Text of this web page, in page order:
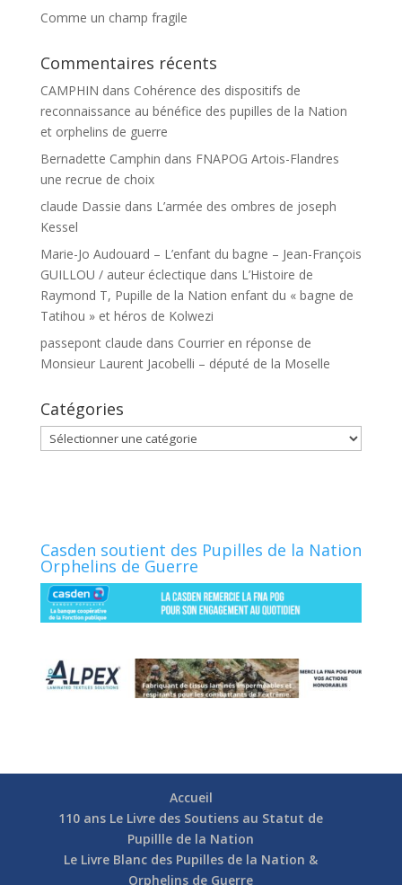
Comme un champ fragile
Commentaires récents
CAMPHIN dans Cohérence des dispositifs de
reconnaissance au bénéfice des pupilles de la Nation
et orphelins de guerre
Bernadette Camphin dans FNAPOG Artois-Flandres
une recrue de choix
claude Dassie dans L’armée des ombres de joseph
Kessel
Marie-Jo Audouard – L’enfant du bagne – Jean-François
GUILLOU / auteur éclectique dans L’Histoire de
Raymond T, Pupille de la Nation enfant du « bagne de
Tatihou » et héros de Kolwezi
passepont claude dans Courrier en réponse de
Monsieur Laurent Jacobelli – député de la Moselle
Catégories
Catégories
Casden soutient des Pupilles de la Nation
Orphelins de Guerre
Accueil
110 ans Le Livre des Soutiens au Statut de
Pupillle de la Nation
Le Livre Blanc des Pupilles de la Nation &
Orphelins de Guerre